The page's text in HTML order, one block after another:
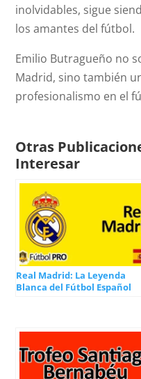
inolvidables, sigue
los amantes del fútbol.
Emilio Butragueño no
Madrid, sino también
profesionalismo en el
Otras
Interesar
Real Madrid: La Leyenda
Blanca del Fútbol Español